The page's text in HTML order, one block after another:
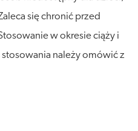
się chronić przed
w okresie ciąży i
należy omówić z